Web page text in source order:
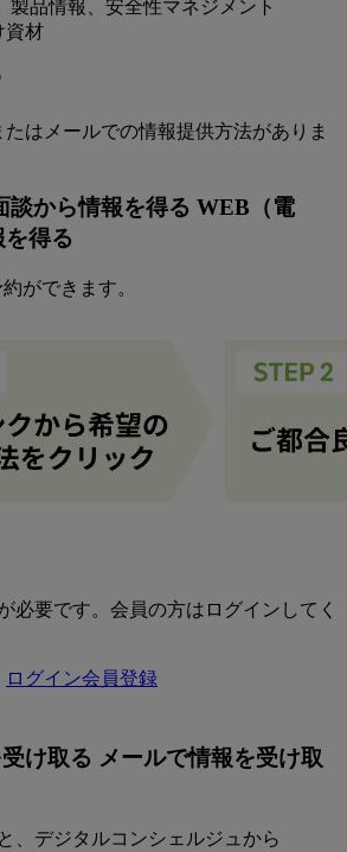
はメールでの情報提供方法がありま
WEB（電
得る
ができます。
必要です。会員の方はログインしてく
ログイン会員登録
メールで情報を受け取
、デジタルコンシェルジュから